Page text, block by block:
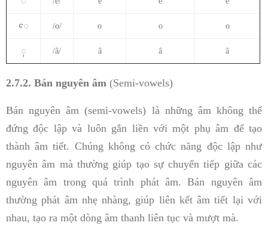
ꨯ /o/ o o o
ꨲ /â/ â â â
2.7.2. Bán nguyên âm (Semi-vowels)
Bán nguyên âm (semi-vowels) là những âm không thể
đứng độc lập và luôn gắn liền với một phụ âm để tạo
thành âm tiết. Chúng không có chức năng độc lập như
nguyên âm mà thường giúp tạo sự chuyển tiếp giữa các
nguyên âm trong quá trình phát âm. Bán nguyên âm
thường phát âm nhẹ nhàng, giúp liên kết âm tiết lại với
nhau, tạo ra một dòng âm thanh liên tục và mượt mà.